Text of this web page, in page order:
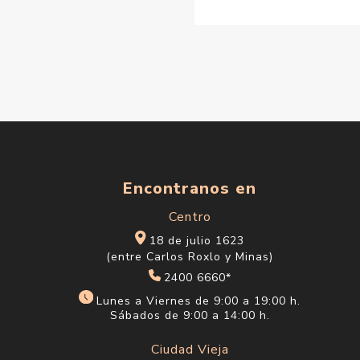
Encontranos en
Centro
18 de julio 1623
(entre Carlos Roxlo y Minas)
2400 6660*
Lunes a Viernes de 9:00 a 19:00 h.
Sábados de 9:00 a 14:00 h.
Ciudad Vieja